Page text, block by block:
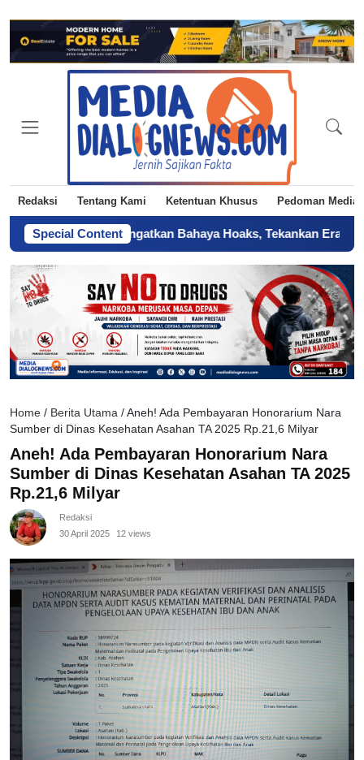
Redaksi Tentang Kami Ketentuan Khusus Pedoman Media
Special Content
DKI Jakarta Ingatkan Bahaya Hoaks, Tekankan Era AI-
Home / Berita Utama / Aneh! Ada Pembayaran Honorarium Nara
Sumber di Dinas Kesehatan Asahan TA 2025 Rp.21,6 Milyar
Aneh! Ada Pembayaran Honorarium Nara
Sumber di Dinas Kesehatan Asahan TA 2025
Rp.21,6 Milyar
Redaksi
30 April 2025
12 views